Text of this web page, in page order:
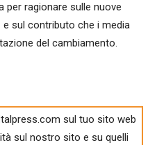
per ragionare sulle nuove
sul contributo che i media
del cambiamento.
sul tuo sito web
sul nostro sito e su quelli